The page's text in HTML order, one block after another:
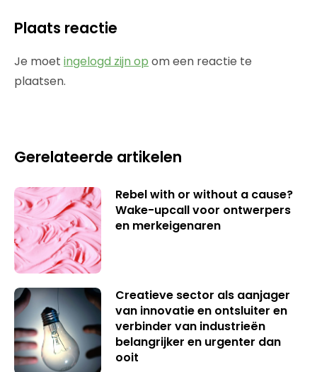
Plaats reactie
Je moet ingelogd zijn op om een reactie te
plaatsen.
Gerelateerde artikelen
Rebel with or without a cause?
Wake-upcall voor ontwerpers
en merkeigenaren
Creatieve sector als aanjager
van innovatie en ontsluiter en
verbinder van industrieën
belangrijker en urgenter dan
ooit